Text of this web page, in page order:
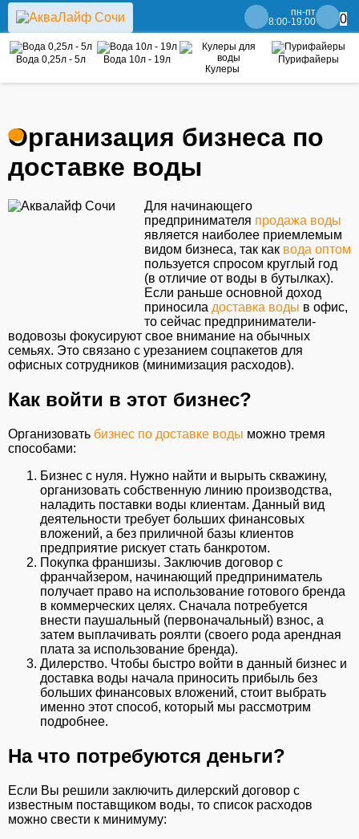
пн-пт
8:00-19:00
0
Вода 0,25л - 5л
Вода 10л - 19л
Кулеры
Пурифайеры
Организация бизнеса по
доставке воды
Для начинающего
предпринимателя продажа воды
является наиболее приемлемым
видом бизнеса, так как вода оптом
пользуется спросом круглый год
(в отличие от воды в бутылках).
Если раньше основной доход
приносила доставка воды в офис,
то сейчас предприниматели-
водовозы фокусируют свое внимание на обычных
семьях. Это связано с урезанием соцпакетов для
офисных сотрудников (минимизация расходов).
Как войти в этот бизнес?
Организовать бизнес по доставке воды можно тремя
способами:
Бизнес с нуля. Нужно найти и вырыть скважину,
организовать собственную линию производства,
наладить поставки воды клиентам. Данный вид
деятельности требует больших финансовых
вложений, а без приличной базы клиентов
предприятие рискует стать банкротом.
Покупка франшизы. Заключив договор с
франчайзером, начинающий предприниматель
получает право на использование готового бренда
в коммерческих целях. Сначала потребуется
внести паушальный (первоначальный) взнос, а
затем выплачивать роялти (своего рода арендная
плата за использование бренда).
Дилерство. Чтобы быстро войти в данный бизнес и
доставка воды начала приносить прибыль без
больших финансовых вложений, стоит выбрать
именно этот способ, который мы рассмотрим
подробнее.
На что потребуются деньги?
Если Вы решили заключить дилерский договор с
известным поставщиком воды, то список расходов
можно свести к минимуму: